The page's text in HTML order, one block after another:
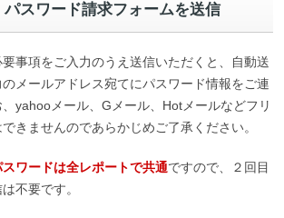
パスワード請求フォームを送信
要事項をご入力のうえ送信いただくと、自動送
メールアドレス宛てにパスワード情報をご連
yahooメール、Gメール、Hotメールなどフリ
きませんのであらかじめご了承ください。
スワードは全レポートで共通ですので、２回目
不要です。